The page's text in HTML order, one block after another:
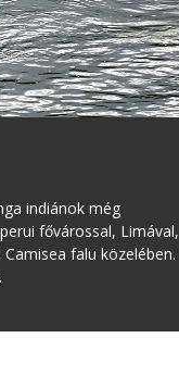
indiánok még
fővárossal, Limával,
falu közelében.